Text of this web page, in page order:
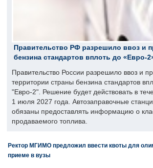
Правительство РФ разрешило ввоз и
бензина стандартов вплоть до «Евро-
Правительство России разрешило ввоз и
территории страны бензина стандартов
"Евро-2". Решение будет действовать в
1 июля 2027 года. Автозаправочные
обязаны предоставлять информацию о
продаваемого топлива.
Ректор МГИМО предложил ввести квоты для
приеме в вузы